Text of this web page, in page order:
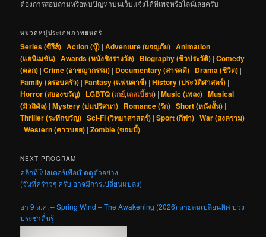
ต้องการสอบถามหรือพบปัญหาบนเว็บแจ้งได้ที่เพจหรือไลน์เลยครับ
หมวดหมู่ประเภทภาพยนตร์
Series (ซีรีส์) |Action (บู๊) |Adventure (ผจญภัย) |Animation
(แอนิเมชัน) |Awards (หนังชิงรางวัล) | Biography (ชีวประวัติ) |Comedy
(ตลก) |Crime (อาชญากรรม) | Documentary (สารคดี) | Drama (ชีวิต) |
Family (ครอบครัว) |Fantasy (แฟนตาซี) |History (ประวัติศาสตร์) |
Horror (สยองขวัญ) | LGBTQ (เกย์,เลสเบี้ยน) |Music (เพลง) |Musical
(มิวสิคัล) |Mystery (ปมปริศนา) | Romance (รัก) |Short (หนังสั้น) |
Thriller (ระทึกขวัญ) |Sci-Fi (วิทยาศาสตร์) |Sport (กีฬา) |War (สงคราม)
|Western (คาวบอย) |Zombie (ซอมบี้)
NEXT PROGRAM
คลิกที่โปสเตอร์เพื่อเปิดดูตัวอย่าง
(วันที่คร่าวๆ ครับ อาจมีการเปลี่ยนแปลง)
อา 9 ส.ค. – Spring Wind – The Awakening (2026) สายลมเปลี่ยนทิศ ปวง
ประชาตื่นรู้